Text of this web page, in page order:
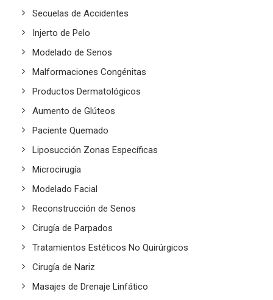
Secuelas de Accidentes
Injerto de Pelo
Modelado de Senos
Malformaciones Congénitas
Productos Dermatológicos
Aumento de Glúteos
Paciente Quemado
Liposucción Zonas Específicas
Microcirugía
Modelado Facial
Reconstrucción de Senos
Cirugía de Parpados
Tratamientos Estéticos No Quirúrgicos
Cirugía de Nariz
Masajes de Drenaje Linfático